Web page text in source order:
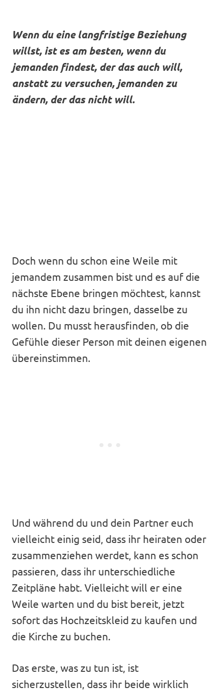
Wenn du eine langfristige Beziehung
willst, ist es am besten, wenn du
jemanden findest, der das auch will,
anstatt zu versuchen, jemanden zu
ändern, der das nicht will.
Doch wenn du schon eine Weile mit
jemandem zusammen bist und es auf die
nächste Ebene bringen möchtest, kannst
du ihn nicht dazu bringen, dasselbe zu
wollen. Du musst herausfinden, ob die
Gefühle dieser Person mit deinen eigenen
übereinstimmen.
Und während du und dein Partner euch
vielleicht einig seid, dass ihr heiraten oder
zusammenziehen werdet, kann es schon
passieren, dass ihr unterschiedliche
Zeitpläne habt. Vielleicht will er eine
Weile warten und du bist bereit, jetzt
sofort das Hochzeitskleid zu kaufen und
die Kirche zu buchen.
Das erste, was zu tun ist, ist
sicherzustellen, dass ihr beide wirklich